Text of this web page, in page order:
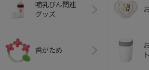
哺乳びん関連
グッズ
歯がため